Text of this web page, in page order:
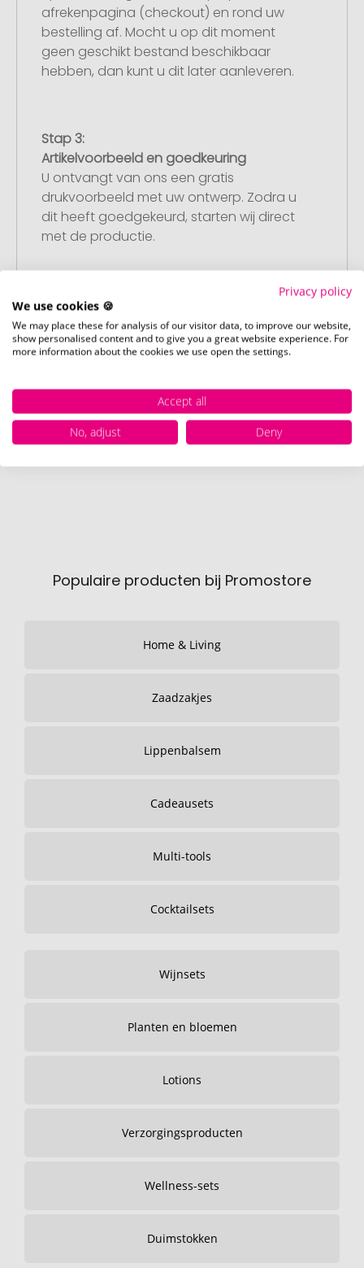
afrekenpagina (checkout) en rond uw
bestelling af. Mocht u op dit moment
geen geschikt bestand beschikbaar
hebben, dan kunt u dit later aanleveren.
Stap 3:
Artikelvoorbeeld en goedkeuring
U ontvangt van ons een gratis
drukvoorbeeld met uw ontwerp. Zodra u
dit heeft goedgekeurd, starten wij direct
met de productie.
Stap 4:
Punctuele en snelle levering
Na uw goedkeuring van het
drukvoorbeeld leveren wij op de
Populaire producten bij Promostore
Home & Living
Zaadzakjes
Lippenbalsem
Cadeausets
Multi-tools
Cocktailsets
Wijnsets
Planten en bloemen
Lotions
Verzorgingsproducten
Wellness-sets
Duimstokken
Privacy policy
We use cookies 🍪
We may place these for analysis of our visitor data, to improve our website,
show personalised content and to give you a great website experience. For
more information about the cookies we use open the settings.
Accept all
No, adjust
Deny